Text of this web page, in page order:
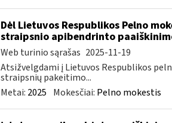
Dėl Lietuvos Respublikos Pelno
straipsnio apibendrinto
Web turinio sąrašas 2025-11-19
Atsižvelgdami į Lietuvos Respublikos
straipsnių pakeitimo...
Metai: 2025 Mokesčiai: Pelno mokestis